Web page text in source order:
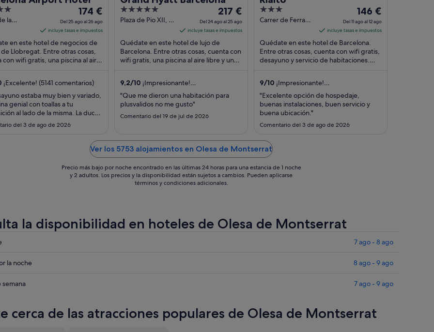
la
El
precio
es
de
174 €
por
del
al
174 €
Del 25 ago al 26 ago
incluye tasas e impuestos
en este hotel de negocios de
de Llobregat. Entre otras cosas,
con wifi gratis, una piscina al aire
¡Excelente! (5141 comentarios)
estaba muy bien y variado,
genial con toallas a tu
al lado de la misma. La ducha
si que no funcionaba
a veces echaba fría y otras
del 3 de ago de 2026
5
out
5
Plaza de Pio XII, 4
El
precio
es
de
217 €
por
217 €
Del 24 ago al 25 ago
incluye tasas e impuestos
Quédate en este hotel de lujo de
Barcelona. Entre otras cosas, cuenta con
wifi gratis, una piscina al aire libre y un
9,2/10 ¡Impresionante!
(1592 comentarios)
"Que me dieron una habitación para
plusvalidos no me gusto"
Comentario del 19 de jul de 2026
3
out
5
Carrer de Ferran,
El
precio
es
de
146 €
por
ago
146 €
Del 11 ago al 12 ago
incluye tasas e impuestos
Quédate en este hotel de Barcelona.
Entre otras cosas, cuenta con wifi gratis,
desayuno y servicio de habitaciones.
9/10 ¡Impresionante!
(2474 comentarios)
"Excelente opción de hospedaje,
buenas instalaciones, buen servicio y
buena ubicación."
Comentario del 3 de ago de 2026
Ver los 5753 alojamientos en Olesa de Montserrat
Precio más bajo por noche encontrado en las últimas 24 horas para una estancia de 1 noche
y 2 adultos. Los precios y la disponibilidad están sujetos a cambios. Pueden aplicarse
términos y condiciones adicionales.
la disponibilidad en hoteles de Olesa de Montserrat
7 ago - 8 ago
la noche 8 ago - 9 ago
semana 7 ago - 9 ago
cerca de las atracciones populares de Olesa de Montserrat